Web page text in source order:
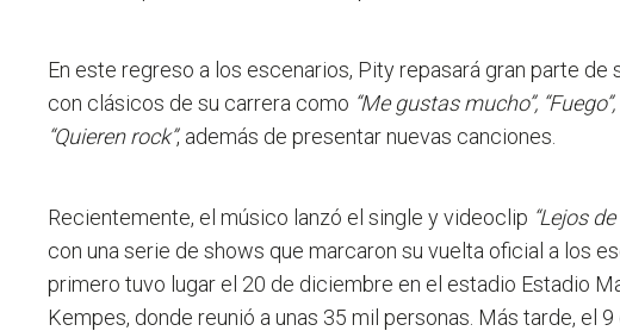
En este regreso a los escenarios, Pity repasará gran parte de
con clásicos de su carrera como “Me gustas mucho”,
“Quieren rock”, además de presentar nuevas canciones.
Recientemente, el músico lanzó el single y videoclip “Lejos de
con una serie de shows que marcaron su vuelta oficial a los
primero tuvo lugar el 20 de diciembre en el estadio Estadio
Kempes, donde reunió a unas 35 mil personas. Más tarde, el 9